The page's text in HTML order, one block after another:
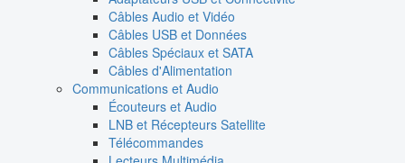
Câbles Audio et Vidéo
Câbles USB et Données
Câbles Spéciaux et SATA
Câbles d'Alimentation
Communications et Audio
Écouteurs et Audio
LNB et Récepteurs Satellite
Télécommandes